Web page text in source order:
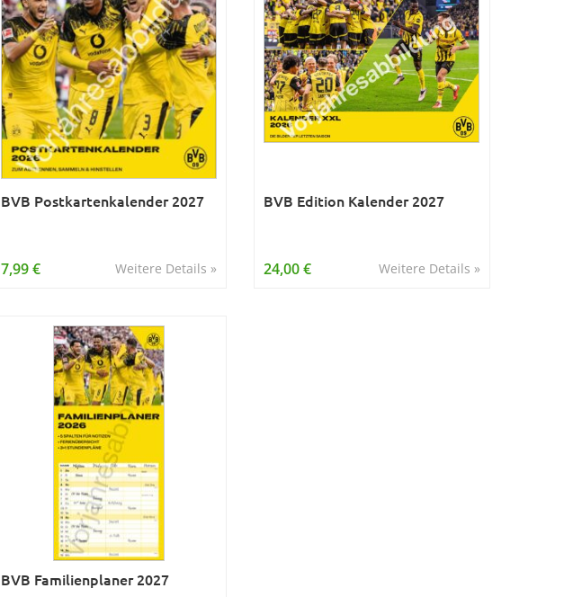
BVB Postkartenkalender 2027
Weitere Details »
7,99 €
BVB Edition Kalender 2027
Weitere Details »
24,00 €
BVB Familienplaner 2027